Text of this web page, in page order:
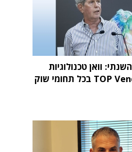
מחקר STKI השנתי: וואן טכנולוגיות
דורגה כ-TOP Vendor בכל תחומי שוק